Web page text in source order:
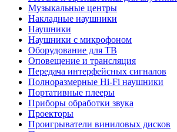
Музыкальные центры
Накладные наушники
Наушники
Наушники с микрофоном
Оборудование для ТВ
Оповещение и трансляция
Передача интерфейсных сигналов
Полноразмерные Hi-Fi наушники
Портативные плееры
Приборы обработки звука
Проекторы
Проигрыватели виниловых дисков